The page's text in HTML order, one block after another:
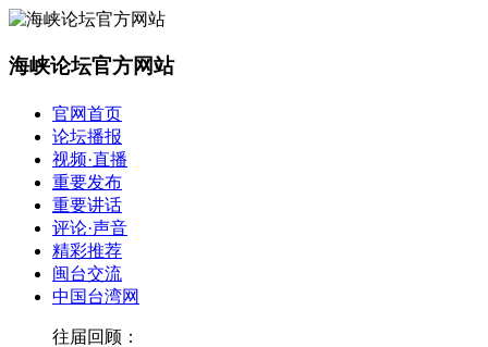
海峡论坛官方网站
官网首页
论坛播报
视频·直播
重要发布
重要讲话
评论·声音
精彩推荐
闽台交流
中国台湾网
往届回顾：